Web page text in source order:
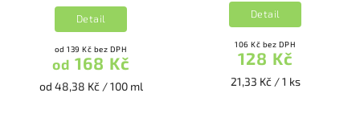
od 139 Kč bez DPH
od 168 Kč
od 48,38 Kč / 100 ml
Detail
106 Kč bez DPH
128 Kč
21,33 Kč / 1 ks
Detail